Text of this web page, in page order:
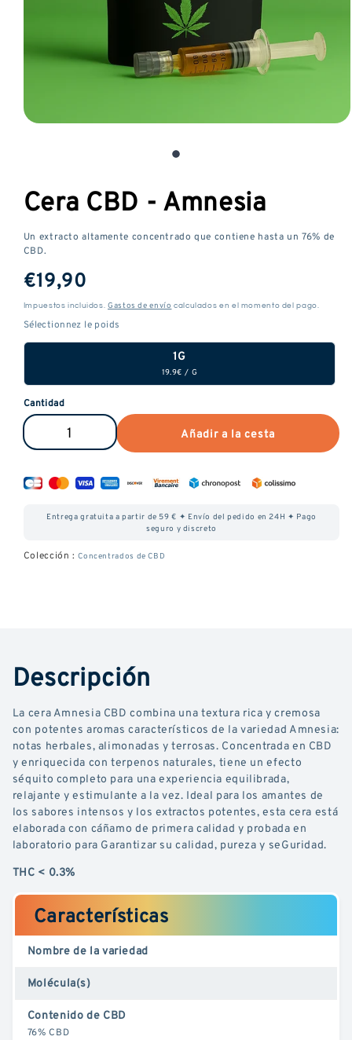
una
ventana
Cera CBD - Amnesia
Un extracto altamente concentrado que contiene hasta un 76% de
CBD.
Precio
habitual
€19,90
Impuestos incluidos. Gastos de envío calculados en el momento del pago.
1G
19.9€ / G
Cantidad
Reducir
cantidad
de
Wax
Aumenta
cantidad
de
CBD
Añadir a la cesta
Entrega gratuita a partir de 59 € ✦ Envío del pedido en 24H ✦ Pago
seguro y discreto
Colección :Concentrados de CBD
Descripción
La cera Amnesia CBD combina una textura rica y cremosa
con potentes aromas característicos de la variedad Amnesia:
notas herbales, alimonadas y terrosas. Concentrada en CBD
y enriquecida con terpenos naturales, tiene un efecto
séquito completo para una experiencia equilibrada,
relajante y estimulante a la vez. Ideal para los amantes de
los sabores intensos y los extractos potentes, esta cera está
elaborada con cáñamo de primera calidad y probada en
laboratorio para Garantizar su calidad, pureza y seGuridad.
THC < 0.3%
Características
Nombre de la variedad
Molécula(s)
Contenido de CBD
76% CBD